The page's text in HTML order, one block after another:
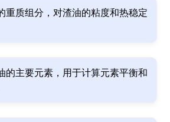
重质组分，对渣油的粘度和热稳定
的主要元素，用于计算元素平衡和